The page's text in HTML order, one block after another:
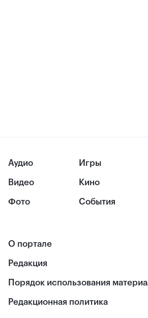
Аудио
Видео
Фото
Игры
Кино
События
О портале
Редакция
Порядок использования
Редакционная политика